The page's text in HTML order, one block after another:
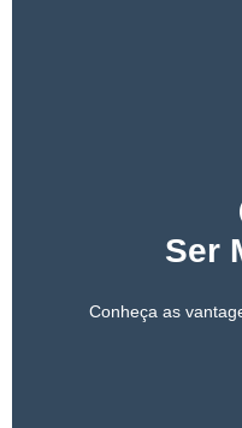
Ser
Conheça as